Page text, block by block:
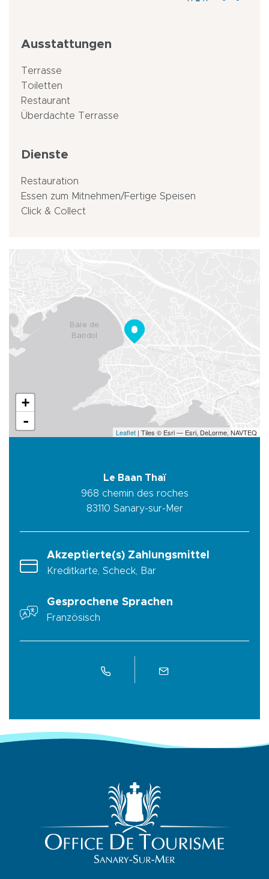
Ausstattungen
Terrasse
Toiletten
Restaurant
Überdachte Terrasse
Dienste
Restauration
Essen zum Mitnehmen/Fertige Speisen
Click & Collect
+
-
Leaflet | Tiles © Esri — Esri, DeLorme, NAVTEQ
Le Baan Thaï
968 chemin des roches
83110 Sanary-sur-Mer
Akzeptierte(s) Zahlungsmittel
Kreditkarte, Scheck, Bar
Gesprochene Sprachen
Französisch